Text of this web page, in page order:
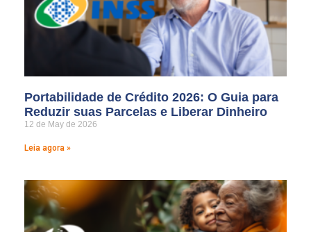
Portabilidade de Crédito 2026: O Guia para
Reduzir suas Parcelas e Liberar Dinheiro
12 de May de 2026
Leia agora »